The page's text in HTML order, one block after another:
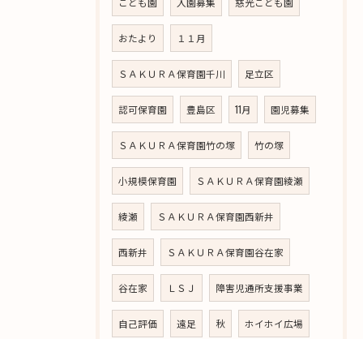
おたより １１月
ＳＡＫＵＲＡ保育園千川 足立区
認可保育園 豊島区 11月 園児募集
ＳＡＫＵＲＡ保育園竹の塚 竹の塚
小規模保育園 ＳＡＫＵＲＡ保育園綾瀬
綾瀬 ＳＡＫＵＲＡ保育園西新井
西新井 ＳＡＫＵＲＡ保育園谷在家
谷在家 ＬＳＪ 障害児通所支援事業
自己評価 遠足 秋 ホイホイ広場